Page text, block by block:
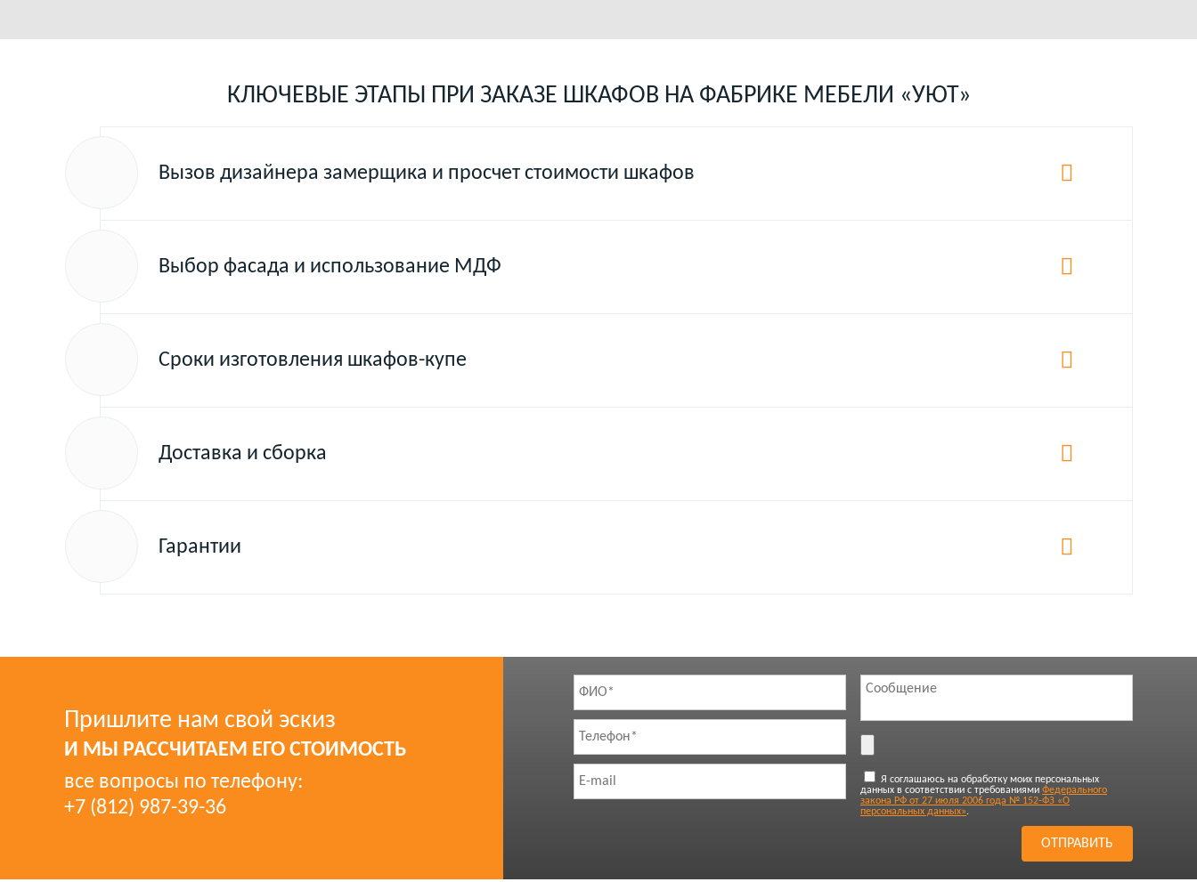
КЛЮЧЕВЫЕ ЭТАПЫ ПРИ ЗАКАЗЕ ШКАФОВ НА ФАБРИКЕ МЕБЕЛИ «УЮТ»
Вызов дизайнера замерщика и просчет стоимости шкафов
Выбор фасада и использование МДФ
Сроки изготовления шкафов-купе
Доставка и сборка
Гарантии
Пришлите нам свой эскиз
И МЫ РАССЧИТАЕМ ЕГО СТОИМОСТЬ
все вопросы по телефону:
+7 (812) 987-39-36
Я соглашаюсь на обработку моих персональных
данных в соответствии с требованиями Федерального
закона РФ от 27 июля 2006 года № 152-ФЗ «О
персональных данных».